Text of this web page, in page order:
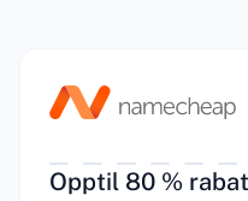
Opptil 80 %